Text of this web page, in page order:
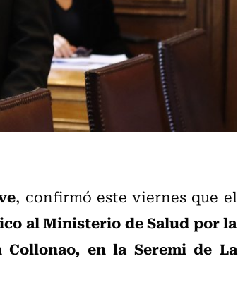
, confirmó este viernes que el
al Ministerio de Salud por la
en la Seremi de La